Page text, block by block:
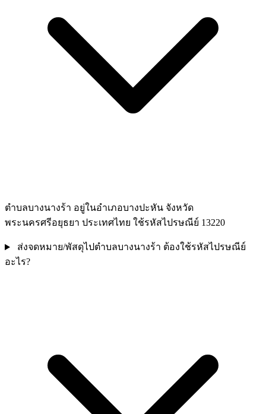
ตำบลบางนางร้า อยู่ในอำเภอบางปะหัน จังหวัด
พระนครศรีอยุธยา ประเทศไทย ใช้รหัสไปรษณีย์ 13220
ส่งจดหมาย/พัสดุไปตำบลบางนางร้า ต้องใช้รหัสไปรษณีย์
อะไร?